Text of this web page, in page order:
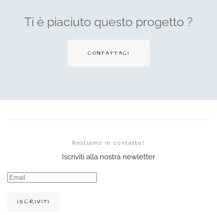
Ti è piaciuto questo progetto ?
CONTATTACI
Restiamo in contatto!
Iscriviti alla nostra newletter
ISCRIVITI